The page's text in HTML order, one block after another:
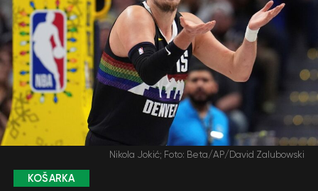
Nikola Jokić; Foto: Beta/AP/David Zalubowski
KOŠARKA